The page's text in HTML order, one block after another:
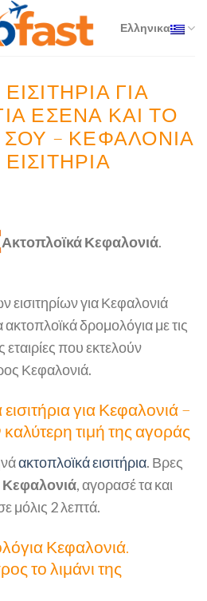
Ελληνικα
ΓΙΑ
ΕΣΈΝΑ ΚΑΙ ΤΟ
– ΚΕΦΑΛΟΝΙΆ
Ακτοπλοϊκά Κεφαλονιά.
εισιτηρίων για Κεφαλονιά
δρομολόγια με τις
που εκτελούν
Κεφαλονιά.
για Κεφαλονιά –
τιμή της αγοράς
ακτοπλοϊκά εισιτήρια. Βρες
Κεφαλονιά, αγορασέ τα και
μόλις 2 λεπτά.
Κεφαλονιά.
το λιμάνι της